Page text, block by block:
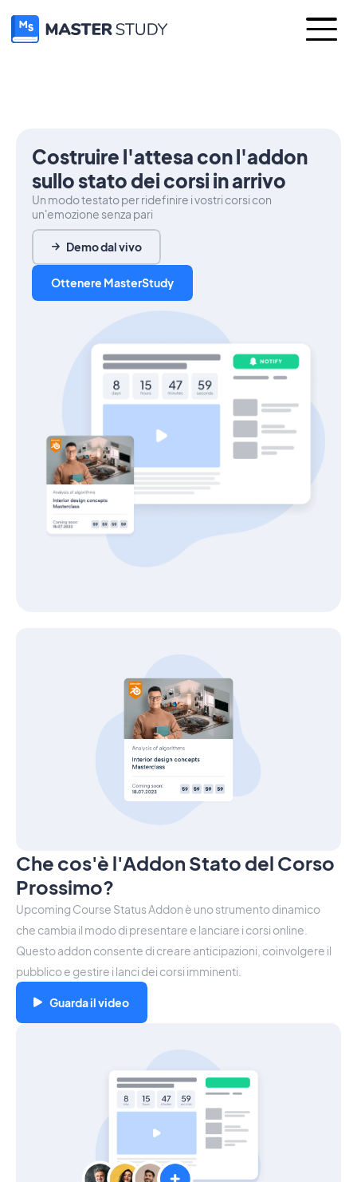
Costruire l'attesa con l'addon
sullo stato dei corsi in arrivo
Un modo testato per ridefinire i vostri corsi con
un'emozione senza pari
Demo dal vivo
Ottenere MasterStudy
Che cos'è l'Addon Stato del Corso
Prossimo?
Upcoming Course Status Addon è uno strumento dinamico
che cambia il modo di presentare e lanciare i corsi online.
Questo addon consente di creare anticipazioni, coinvolgere il
pubblico e gestire i lanci dei corsi imminenti.
Guarda il video